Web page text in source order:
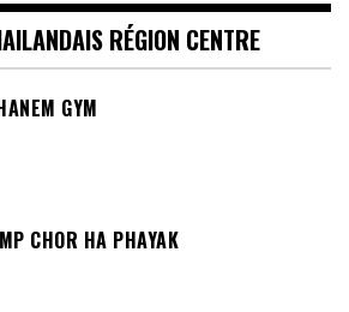
RÉGION CENTRE
GYM
CHOR HA PHAYAK